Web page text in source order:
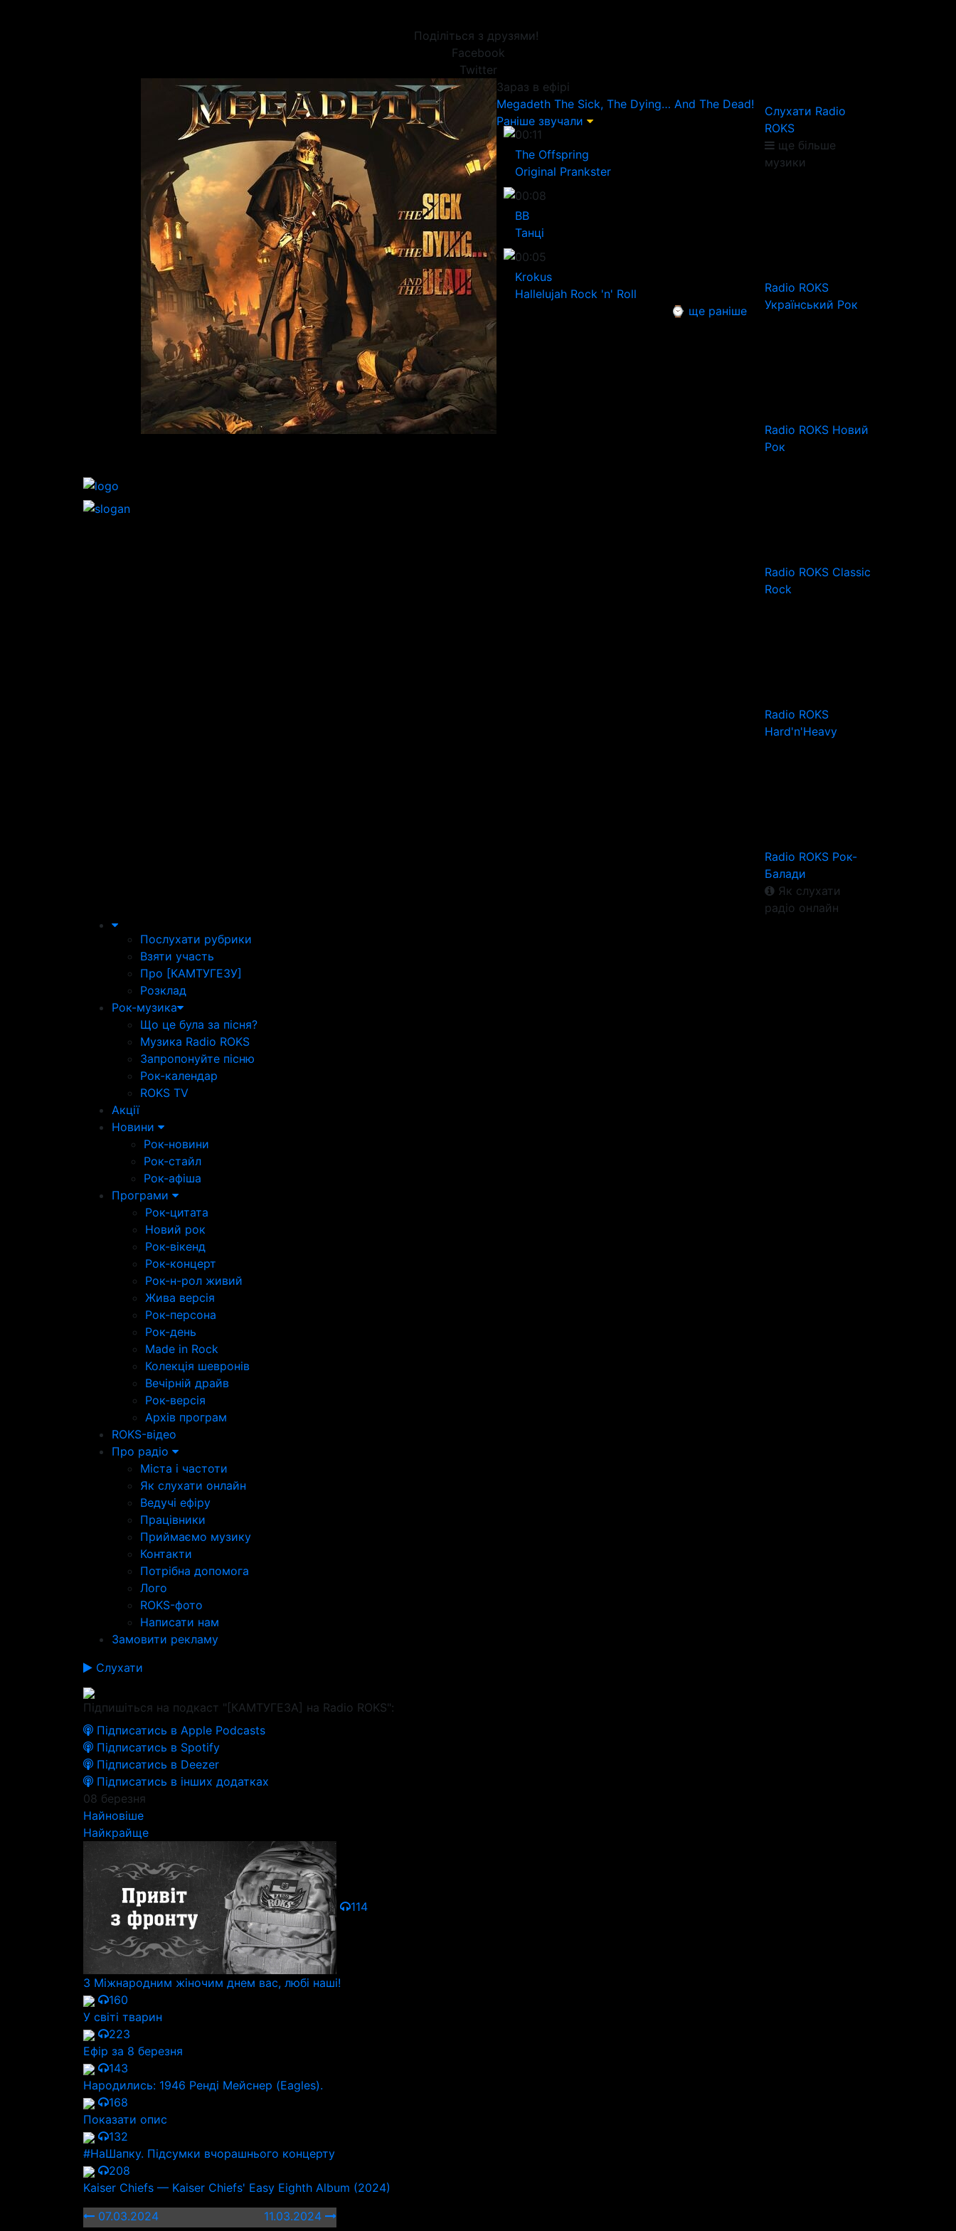
Поділіться з друзями!
Facebook
Twitter
Зараз в ефірі
Megadeth The Sick, The Dying… And The Dead!
Раніше звучали
00:11
The Offspring
Original Prankster
00:08
ВВ
Танці
00:05
Krokus
Hallelujah Rock 'n' Roll
⌚ ще раніше
Слухати Radio
ROKS
ще більше
музики
Radio ROKS
Український Рок
Radio ROKS Новий
Рок
Radio ROKS Classic
Rock
Radio ROKS
Hard'n'Heavy
Radio ROKS Рок-
Балади
Як слухати
радіо онлайн
Послухати рубрики
Взяти участь
Про [КАМТУГЕЗУ]
Розклад
Рок-музика
Що це була за пісня?
Музика Radio ROKS
Запропонуйте пісню
Рок-календар
ROKS TV
Акції
Новини
Рок-новини
Рок-стайл
Рок-афіша
Програми
Рок-цитата
Новий рок
Рок-вікенд
Рок-концерт
Рок-н-рол живий
Жива версія
Рок-персона
Рок-день
Made in Rock
Колекція шевронів
Вечірній драйв
Рок-версія
Архів програм
ROKS-відео
Про радіо
Міста і частоти
Як слухати онлайн
Ведучі ефіру
Працівники
Приймаємо музику
Контакти
Потрібна допомога
Лого
ROKS-фото
Написати нам
Замовити рекламу
Слухати
Підпишіться на подкаст "[КАМТУГЕЗА] на Radio ROKS":
Підписатись в Apple Podcasts
Підписатись в Spotify
Підписатись в Deezer
Підписатись в інших додатках
08 березня
Найновіше
Найкрайще
114
З Міжнародним жіночим днем вас, любі наші!
160
У світі тварин
223
Ефір за 8 березня
143
Народились: 1946 Ренді Мейснер (Eagles).
168
Показати опис
132
#НаШапку. Підсумки вчорашнього концерту
208
Kaiser Chiefs — Kaiser Chiefs' Easy Eighth Album (2024)
07.03.2024
11.03.2024